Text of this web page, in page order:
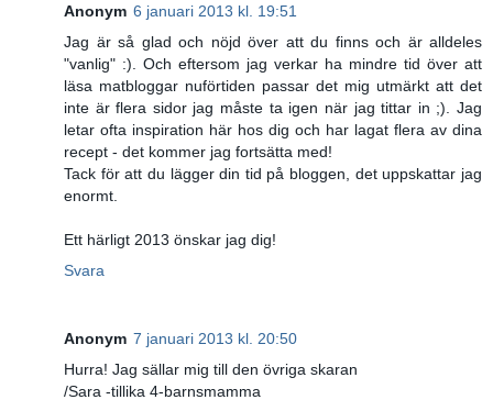
Anonym 6 januari 2013 kl. 19:51
Jag är så glad och nöjd över att du finns och är alldeles
"vanlig" :). Och eftersom jag verkar ha mindre tid över att
läsa matbloggar nuförtiden passar det mig utmärkt att det
inte är flera sidor jag måste ta igen när jag tittar in ;). Jag
letar ofta inspiration här hos dig och har lagat flera av dina
recept - det kommer jag fortsätta med!
Tack för att du lägger din tid på bloggen, det uppskattar jag
enormt.
Ett härligt 2013 önskar jag dig!
Svara
Anonym 7 januari 2013 kl. 20:50
Hurra! Jag sällar mig till den övriga skaran
/Sara -tillika 4-barnsmamma